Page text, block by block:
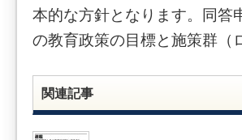
本的な方針となります。同答
の教育政策の目標と施策群（
関連記事